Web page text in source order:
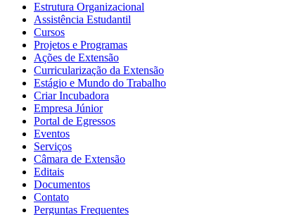
Estrutura Organizacional
Assistência Estudantil
Cursos
Projetos e Programas
Ações de Extensão
Curricularização da Extensão
Estágio e Mundo do Trabalho
Criar Incubadora
Empresa Júnior
Portal de Egressos
Eventos
Serviços
Câmara de Extensão
Editais
Documentos
Contato
Perguntas Frequentes